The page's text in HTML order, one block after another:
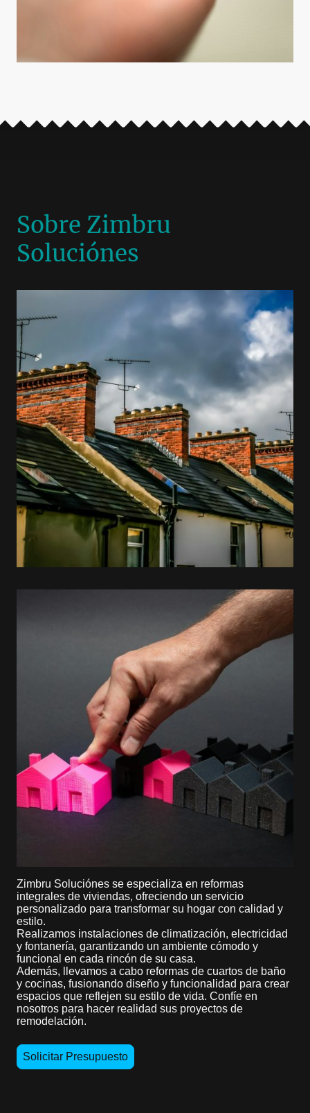
Sobre Zimbru
Soluciónes
Zimbru Soluciónes se especializa en reformas
integrales de viviendas, ofreciendo un servicio
personalizado para transformar su hogar con calidad y
estilo.
Realizamos instalaciones de climatización, electricidad
y fontanería, garantizando un ambiente cómodo y
funcional en cada rincón de su casa.
Además, llevamos a cabo reformas de cuartos de baño
y cocinas, fusionando diseño y funcionalidad para crear
espacios que reflejen su estilo de vida. Confíe en
nosotros para hacer realidad sus proyectos de
remodelación.
Solicitar Presupuesto